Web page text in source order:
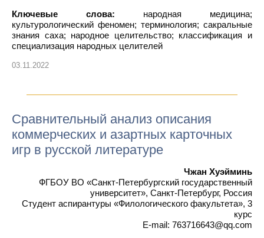
Ключевые слова: народная медицина;
культурологический феномен; терминология; сакральные
знания саха; народное целительство; классификация и
специализация народных целителей
03.11.2022
Сравнительный анализ описания
коммерческих и азартных карточных
игр в русской литературе
Чжан Хуэйминь
ФГБОУ ВО «Санкт-Петербургский государственный
университет», Санкт-Петербург, Россия
Студент аспирантуры «Филологического факультета», 3
курс
E-mail: 763716643@qq.com